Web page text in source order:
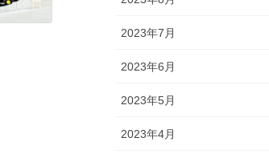
2023年7月
2023年6月
2023年5月
2023年4月